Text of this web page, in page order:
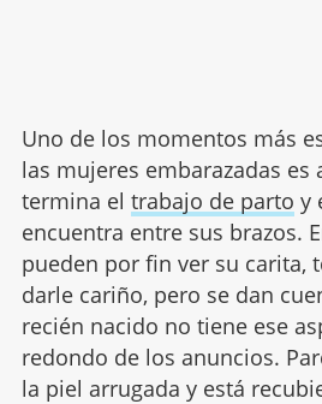
Uno de los momentos más
las mujeres embarazadas es
termina el trabajo de parto y
encuentra entre sus brazos.
pueden por fin ver su carita,
darle cariño, pero se dan
recién nacido no tiene ese
redondo de los anuncios.
la piel arrugada y está